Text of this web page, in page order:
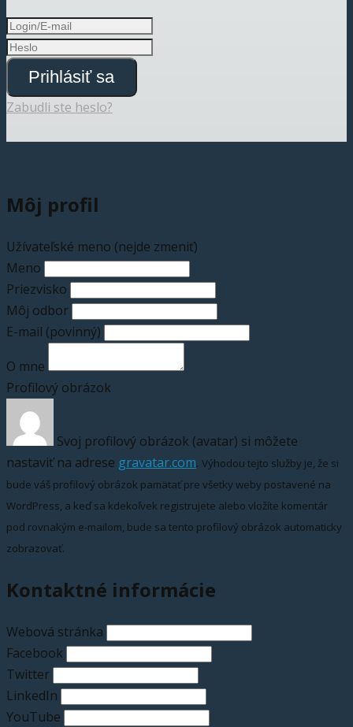
Prihlásiť sa
Zabudli ste heslo?
Môj profil
Užívateľské meno (nejde zmeniť)
Meno
Priezvisko
Môj odbor
E-mail (povinný)
O mne
Profilový obrázok
Svoj profilový obrázok (avatar) si môžete
nastaviť na adrese gravatar.com. Výhodou tejto služby je, že si
bude váš profilový obrázok pamätať pre všetky weby postavené na
WordPress, a keď sa kdekoľvek registrujete alebo vložíte komentár
pod rovnakým e-mailom, bude sa tento profilový obrázok automaticky
zobrazovať.
Kontaktné informácie
Webová stránka
Facebook
Twitter
LinkedIn
YouTube